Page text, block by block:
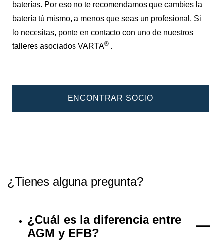
baterías. Por eso no te recomendamos que cambies la
batería tú mismo, a menos que seas un profesional. Si
lo necesitas, ponte en contacto con uno de nuestros
talleres asociados VARTA® .
ENCONTRAR SOCIO
¿Tienes alguna pregunta?
¿Cuál es la diferencia entre
AGM y EFB?